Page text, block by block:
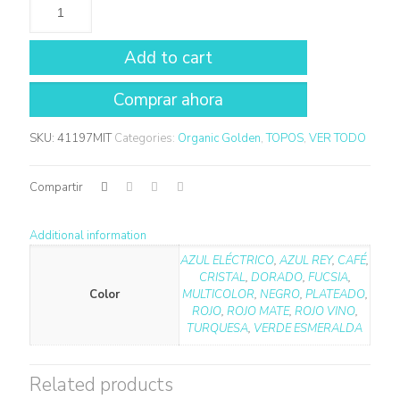
Add to cart
SKU: 41197MIT Categories: Organic Golden,TOPOS, VER TODO
Compartir
Additional information
Color
AZUL ELÉCTRICO, AZUL REY, CAFÉ,
CRISTAL, DORADO, FUCSIA,
MULTICOLOR, NEGRO, PLATEADO,
ROJO, ROJO MATE, ROJO VINO,
TURQUESA, VERDE ESMERALDA
Related products